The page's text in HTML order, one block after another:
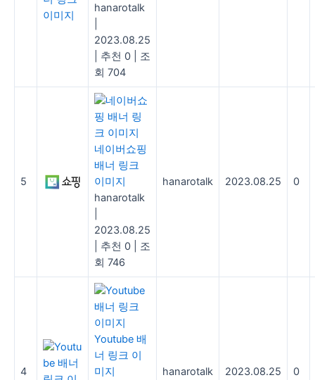
hanarotalk
2023.08.25
추천 0
조
회 704
5
네이버쇼핑
배너 링크
이미지
hanarotalk
2023.08.25
추천 0
조
회 746
hanarotalk 2023.08.25 0
4
Youtube 배
너 링크 이
미지
hanarotalk 2023.08.25 0